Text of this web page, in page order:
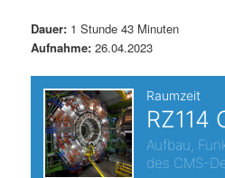
l
t
s
p
h
a
l
t
Dauer: 1 Stunde 43 Minuten
Aufnahme: 26.04.2023